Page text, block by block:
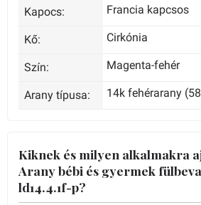
Kapocs:
Francia kapcsos
Kő: Cirkónia
Szín: Magenta-fehér
Arany típusa: 14k fehérarany
Kiknek és milyen alkalmakra
Arany bébi és gyermek
ld14.4.1f-p?